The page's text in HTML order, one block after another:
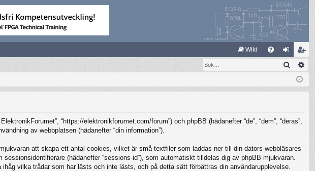
Wiki
og li
m
m
Sök
“https://elektronikforumet.com/forum”) och phpBB (hädanefter “de”, “dem”, “deras”,
av webbplatsen (hädanefter “din information”).
att skapa ett antal cookies, vilket är små textfiler som laddas ner till din dators webbläsares
(hädanefter “sessions-id”), som automatiskt tilldelas dig av phpBB mjukvaran.
vilka trådar som har lästs och inte lästs, och på detta sätt förbättras din användarupplevelse.